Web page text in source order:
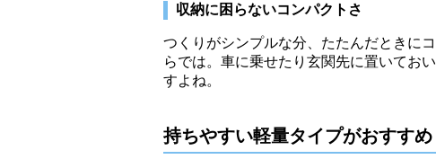
収納に困らないコンパクトさ
つくりがシンプルな分、たたんだときに
らでは。車に乗せたり玄関先に置いてお
すよね。
持ちやすい軽量タイプがおすすめ